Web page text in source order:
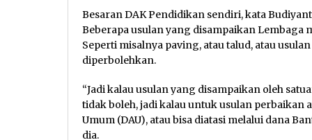
Besaran DAK Pendidikan sendiri, kata
Beberapa usulan yang disampaikan Lembaga
Seperti misalnya paving, atau talud, atau
diperbolehkan.
“Jadi kalau usulan yang disampaikan oleh
tidak boleh, jadi kalau untuk usulan perbaikan
Umum (DAU), atau bisa diatasi melalui dana
dia.